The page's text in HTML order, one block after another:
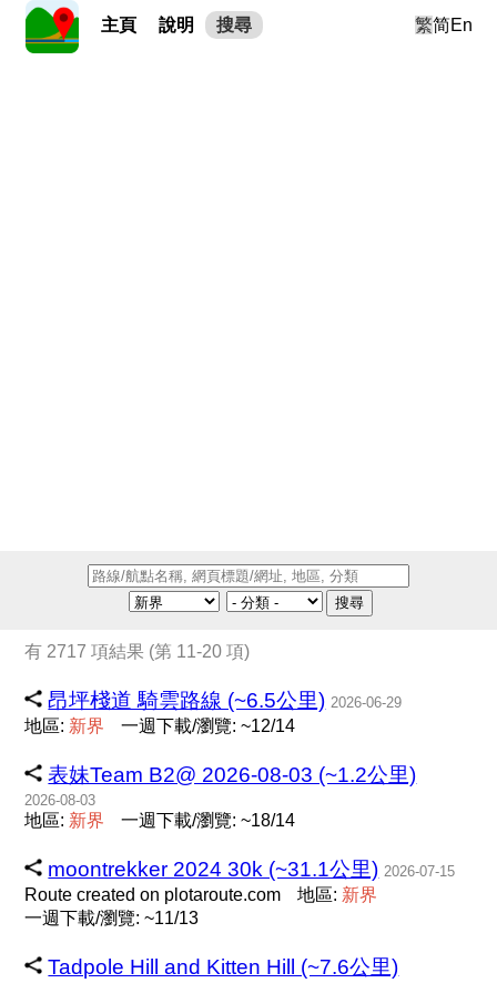
主頁 說明 搜尋 繁简En
搜尋
有 2717 項結果 (第 11-20 項)
昂坪棧道 騎雲路線 (~6.5公里) 2026-06-29
地區: 新界 一週下載/瀏覽: ~12/14
表妹Team B2@ 2026-08-03 (~1.2公里)
2026-08-03
地區: 新界 一週下載/瀏覽: ~18/14
moontrekker 2024 30k (~31.1公里) 2026-07-15
Route created on plotaroute.com 地區: 新界
一週下載/瀏覽: ~11/13
Tadpole Hill and Kitten Hill (~7.6公里)